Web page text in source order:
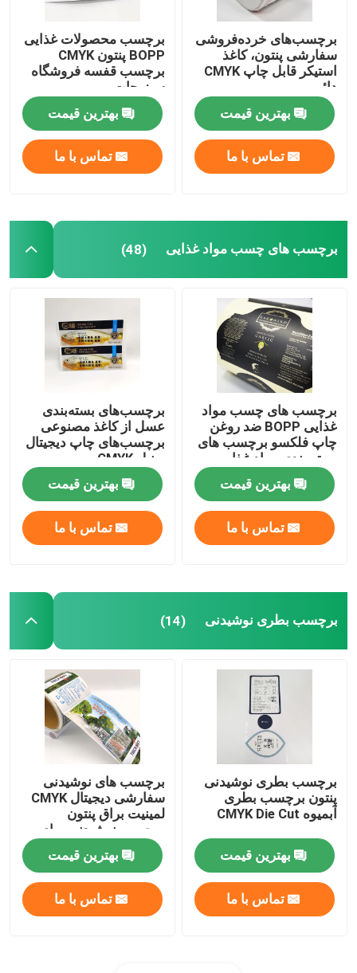
پچ های تعمیری بادی
برچسب‌های خرده‌فروشی
سفارشی پنتون، کاغذ
استیکر قابل چاپ CMYK
دائمی
بهترین قیمت
تماس با ما
برچسب محصولات غذایی
BOPP پنتون CMYK
برچسب قفسه فروشگاه
سبزیجات
بهترین قیمت
تماس با ما
برچسب های چسب مواد غذایی (48)
برچسب های چسب مواد
غذایی BOPP ضد روغن
چاپ فلکسو برچسب های
بسته بندی مواد غذایی
بهترین قیمت
تماس با ما
برچسب‌های بسته‌بندی
عسل از کاغذ مصنوعی
برچسب‌های چاپ دیجیتال
وینیل CMYK
بهترین قیمت
تماس با ما
برچسب بطری نوشیدنی (14)
برچسب بطری نوشیدنی
پنتون برچسب بطری
آبمیوه CMYK Die Cut
بهترین قیمت
تماس با ما
برچسب های نوشیدنی
سفارشی دیجیتال CMYK
لمینیت براق پنتون
برچسب نوشیدنی برای
بطری ها
بهترین قیمت
تماس با ما